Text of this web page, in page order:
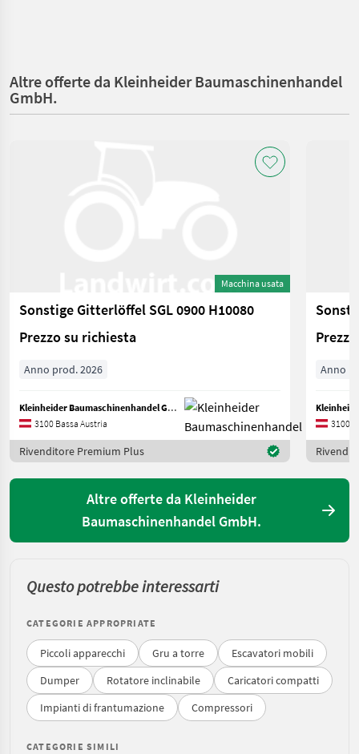
Altre offerte da Kleinheider Baumaschinenhandel
GmbH.
Macchina usata
Sonstige Gitterlöffel SGL 0900 H10080
Prezzo su richiesta
Anno prod. 2026
Kleinheider Baumaschinenhandel GmbH.
3100 Bassa Austria
Rivenditore Premium Plus
Anno
3100
Altre offerte da Kleinheider
Baumaschinenhandel GmbH.
Questo potrebbe interessarti
CATEGORIE APPROPRIATE
Piccoli apparecchi Gru a torre
Escavatori mobili
Dumper
Rotatore inclinabile
Caricatori compatti
Impianti di frantumazione
Compressori
CATEGORIE SIMILI